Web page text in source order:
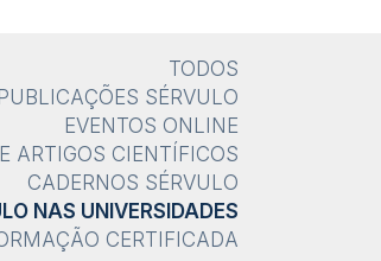
TODOS
PUBLICAÇÕES SÉRVULO
EVENTOS ONLINE
ARTIGOS CIENTÍFICOS
CADERNOS SÉRVULO
NAS UNIVERSIDADES
CERTIFICADA